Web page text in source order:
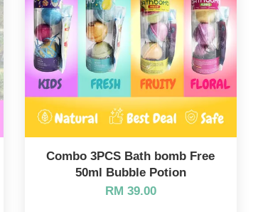
Combo 3PCS Bath bomb Free
50ml Bubble Potion
RM 39.00